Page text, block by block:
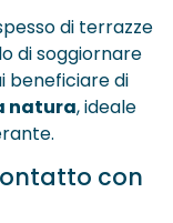
di terrazze
di soggiornare
beneficiare di
natura, ideale
con